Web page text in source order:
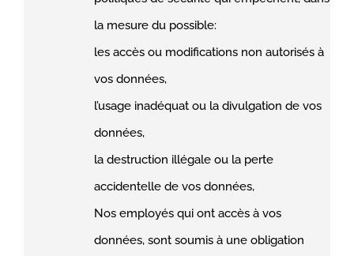
la mesure du possible:
les accès ou modifications non autorisés à
vos données,
l’usage inadéquat ou la divulgation de vos
données,
la destruction illégale ou la perte
accidentelle de vos données,
Nos employés qui ont accès à vos
données, sont soumis à une obligation